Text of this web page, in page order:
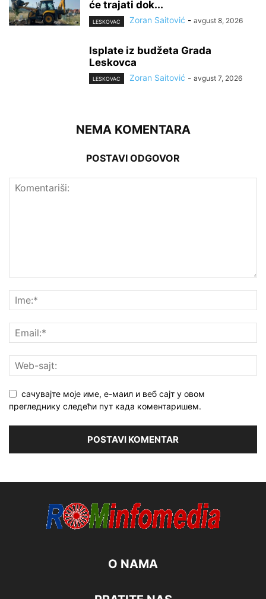
će trajati dok...
LESKOVAC Zoran Saitović - avgust 8, 2026
Isplate iz budžeta Grada
Leskovca
LESKOVAC Zoran Saitović - avgust 7, 2026
NEMA KOMENTARA
POSTAVI ODGOVOR
сачувајте моје име, е-маил и веб сајт у овом
прегледнику следећи пут када коментаришем.
O NAMA